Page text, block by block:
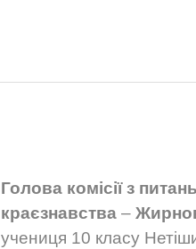
Голова комісії з
краєзнавства –
учениця 10 класу